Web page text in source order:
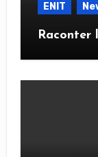
ENIT
Raconter